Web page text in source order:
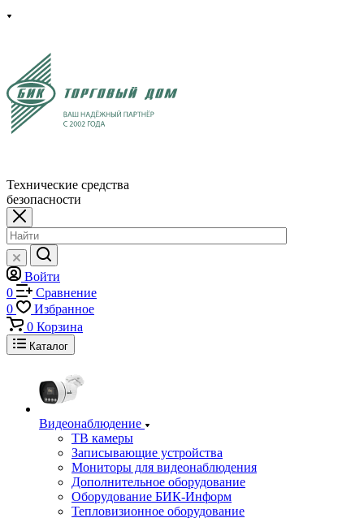
Технические средства
безопасности
Войти
0
Сравнение
0
Избранное
0 Корзина
Каталог
Видеонаблюдение
ТВ камеры
Записывающие устройства
Мониторы для видеонаблюдения
Дополнительное оборудование
Оборудование БИК-Информ
Тепловизионное оборудование